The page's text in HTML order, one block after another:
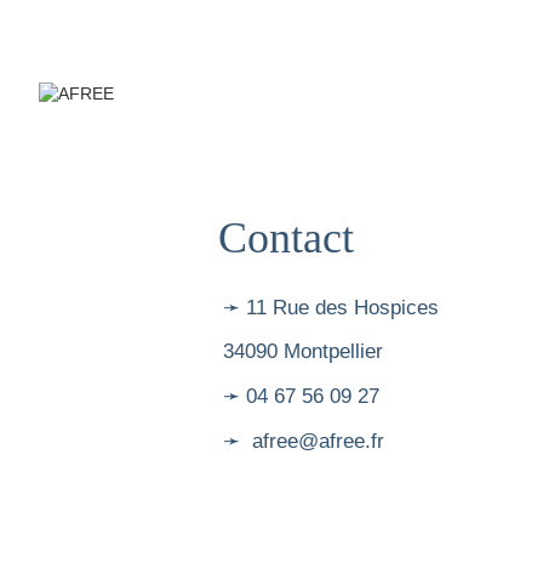
Contact
➛ 11 Rue des Hospices
34090 Montpellier
➛ 04 67 56 09 27
➛ afree@afree.fr